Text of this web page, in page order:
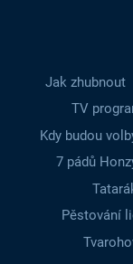
Jak zhubnout
TV
Kdy budou
7 pádů
Pěstování